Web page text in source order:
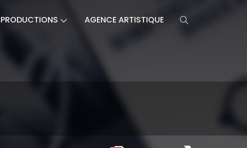
PRODUCTIONS AGENCE ARTISTIQUE